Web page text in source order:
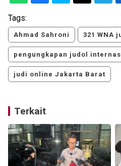
Tags:
Ahmad Sahroni 321 WNA
pengungkapan judol
judi online Jakarta Barat
Terkait